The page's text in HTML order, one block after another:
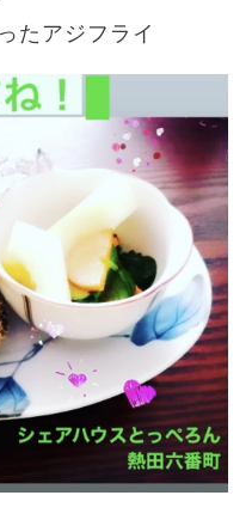
たアジフライ